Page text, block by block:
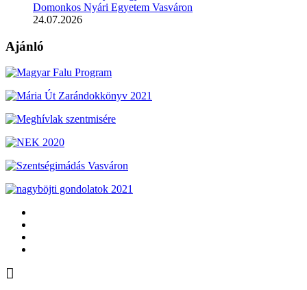
Domonkos Nyári Egyetem Vasváron
24.07.2026
Ajánló